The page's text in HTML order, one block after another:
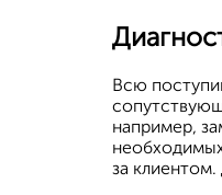
Всю
например,
за